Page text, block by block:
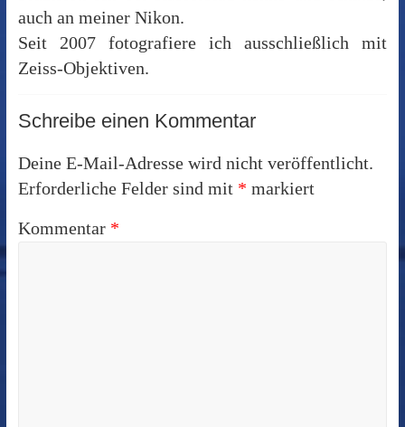
auch an meiner Nikon.
Seit 2007 fotografiere ich ausschließlich mit
Zeiss-Objektiven.
Schreibe einen Kommentar
Deine E-Mail-Adresse wird nicht veröffentlicht.
Erforderliche Felder sind mit * markiert
Kommentar *